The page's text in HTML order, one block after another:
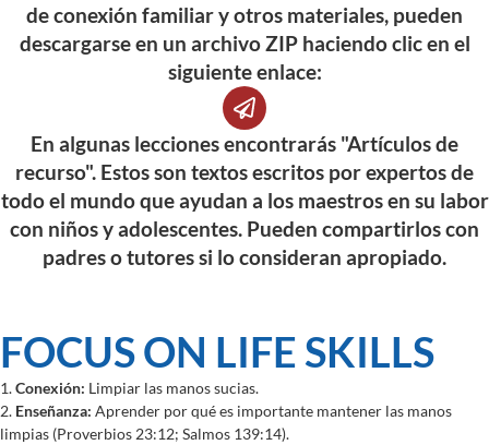
de conexión familiar y otros materiales, pueden
descargarse en un archivo ZIP haciendo clic en el
siguiente enlace:
En algunas lecciones encontrarás "Artículos de
recurso". Estos son textos escritos por expertos de
todo el mundo que ayudan a los maestros en su labor
con niños y adolescentes. Pueden compartirlos con
padres o tutores si lo consideran apropiado.
FOCUS ON LIFE SKILLS
1.Conexión: Limpiar las manos sucias.
2. Enseñanza: Aprender por qué es importante mantener las manos
limpias (Proverbios 23:12; Salmos 139:14).